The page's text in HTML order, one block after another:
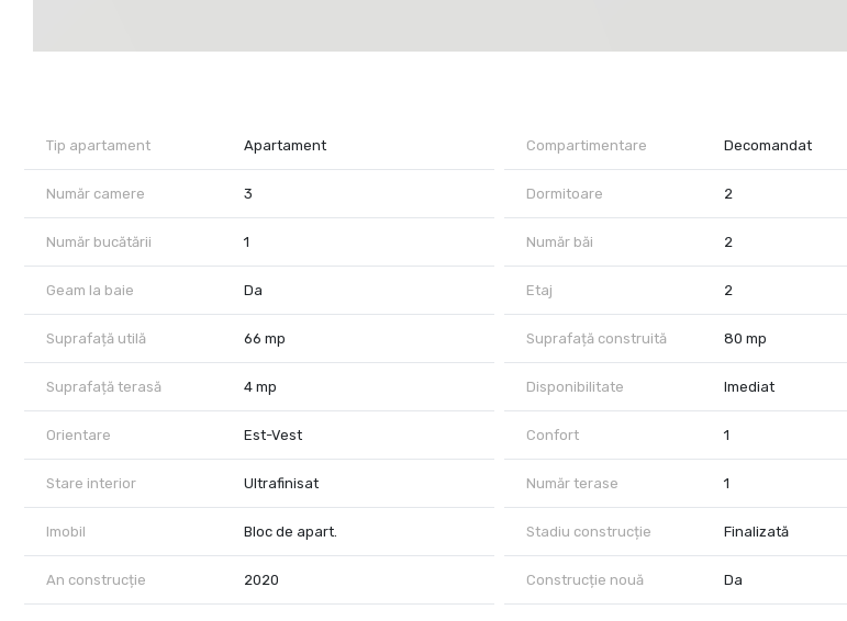
Contactează-ne acum și programează o vizionare – acest apartament îți va rămâne în minte de la primul pas.
Tip apartament Apartament Compartimentare Decomandat
Număr camere 3 Dormitoare 2
Număr bucătării 1 Număr băi 2
Geam la baie Da Etaj 2
Suprafață utilă 66 mp Suprafață construită 80 mp
Suprafață terasă 4 mp Disponibilitate Imediat
Orientare Est-Vest Confort 1
Stare interior Ultrafinisat Număr terase 1
Imobil Bloc de apart. Stadiu construcție Finalizată
An construcție 2020 Construcție nouă Da